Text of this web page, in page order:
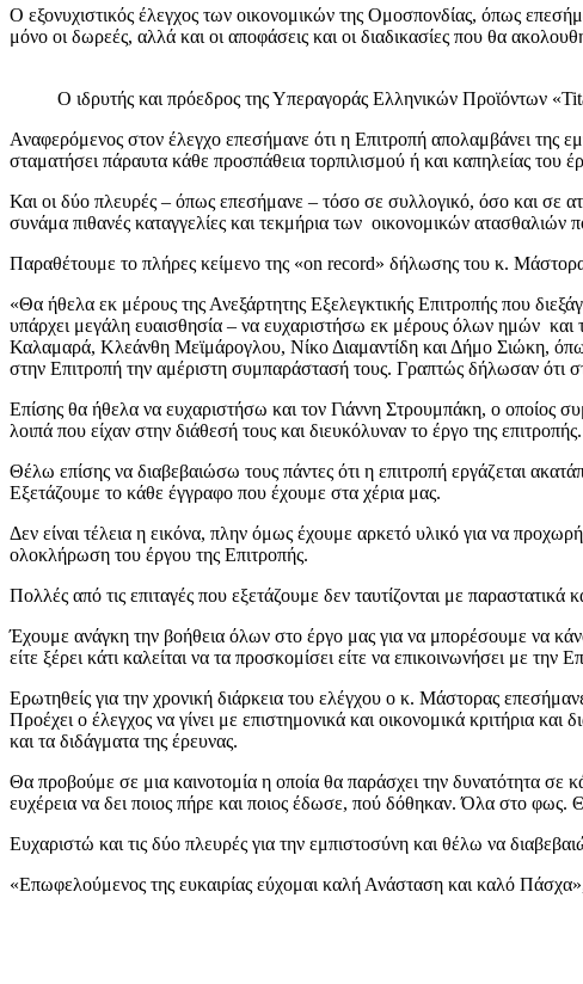
Ο εξονυχιστικός έλεγχος των οικονομικών της Ομοσπονδίας, όπως
μόνο οι δωρεές, αλλά και οι αποφάσεις και οι διαδικασίες που θα
Ο ιδρυτής και πρόεδρος της Υπεραγοράς Ελληνικών Προϊόντων
Αναφερόμενος στον έλεγχο επεσήμανε ότι η Επιτροπή απολαμβάνει της
σταματήσει πάραυτα κάθε προσπάθεια τορπιλισμού ή και καπηλείας του
Και οι δύο πλευρές – όπως επεσήμανε – τόσο σε συλλογικό, όσο και σε
συνάμα πιθανές καταγγελίες και τεκμήρια των οικονομικών
Παραθέτουμε το πλήρες κείμενο της «on record» δήλωσης του κ.
«Θα ήθελα εκ μέρους της Ανεξάρτητης Εξελεγκτικής Επιτροπής που
υπάρχει μεγάλη ευαισθησία – να ευχαριστήσω εκ μέρους όλων ημών
Καλαμαρά, Κλεάνθη Μεϊμάρογλου, Νίκο Διαμαντίδη και Δήμο Σιώκη,
στην Επιτροπή την αμέριστη συμπαράστασή τους. Γραπτώς δήλωσαν ότι
Επίσης θα ήθελα να ευχαριστήσω και τον Γιάννη Στρουμπάκη, ο οποίος
λοιπά που είχαν στην διάθεσή τους και διευκόλυναν το έργο της επιτροπής.
Θέλω επίσης να διαβεβαιώσω τους πάντες ότι η επιτροπή εργάζεται
Εξετάζουμε το κάθε έγγραφο που έχουμε στα χέρια μας.
Δεν είναι τέλεια η εικόνα, πλην όμως έχουμε αρκετό υλικό για να
ολοκλήρωση του έργου της Επιτροπής.
Πολλές από τις επιταγές που εξετάζουμε δεν ταυτίζονται με
Έχουμε ανάγκη την βοήθεια όλων στο έργο μας για να μπορέσουμε να
είτε ξέρει κάτι καλείται να τα προσκομίσει είτε να επικοινωνήσει με την
Ερωτηθείς για την χρονική διάρκεια του ελέγχου ο κ. Μάστορας
Προέχει ο έλεγχος να γίνει με επιστημονικά και οικονομικά κριτήρια
και τα διδάγματα της έρευνας.
Θα προβούμε σε μια καινοτομία η οποία θα παράσχει την δυνατότητα σε
ευχέρεια να δει ποιος πήρε και ποιος έδωσε, πού δόθηκαν. Όλα στο
Ευχαριστώ και τις δύο πλευρές για την εμπιστοσύνη και θέλω να
«Επωφελούμενος της ευκαιρίας εύχομαι καλή Ανάσταση και καλό